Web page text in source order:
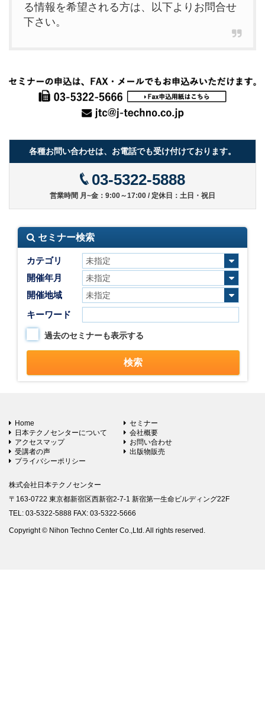
る情報を希望される方は、以下よりお問合せ
下さい。
各種お問い合わせは、お電話でも受け付けております。
03-5322-5888
営業時間 月~金：9:00～17:00 / 定休日：土日・祝日
セミナー検索
カテゴリ
開催年月
開催地域
キーワード
過去のセミナーも表示する
Home
セミナー
日本テクノセンターについて
会社概要
アクセスマップ
お問い合わせ
受講者の声
出版物販売
プライバシーポリシー
株式会社日本テクノセンター
〒163-0722 東京都新宿区西新宿2-7-1 新宿第一生命ビルディング22F
TEL: 03-5322-5888 FAX: 03-5322-5666
Copyright © Nihon Techno Center Co.,Ltd. All rights reserved.